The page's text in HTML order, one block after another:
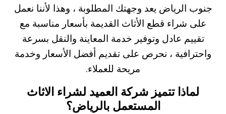
جنوب الرياض يعد وجهتك المطلوبة ، وهذا لأننا نعمل
على شراء قطع الأثاث القديمة بأسعار مناسبة مع
تقييم عادل وتوفير خدمة المعاينة والنقل بسرعة
واحترافية ، نحرص على تقديم أفضل الأسعار وخدمة
مريحة للعملاء.
لماذا تتميز شركة العميد لشراء الاثاث
المستعمل بالرياض؟